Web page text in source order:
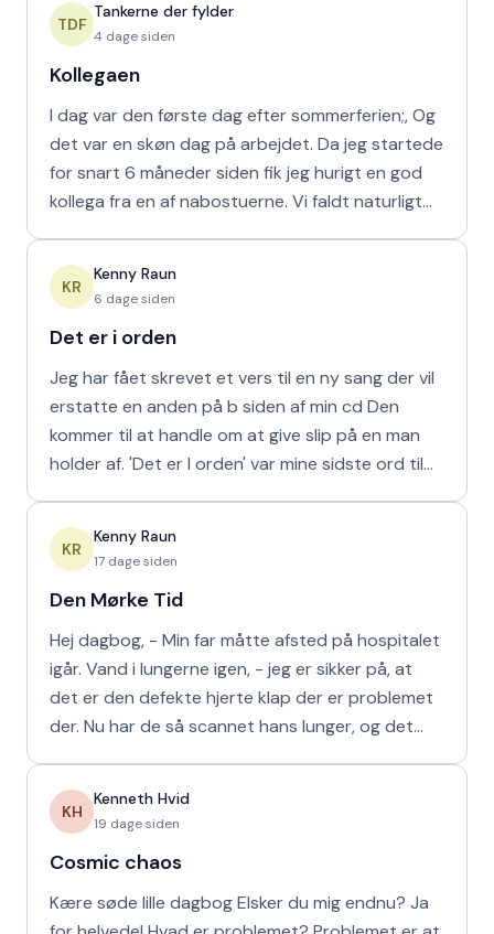
TDF
Tankerne der fylder
4 dage siden
Kollegaen
I dag var den første dag efter sommerferien;, Og
det var en skøn dag på arbejdet. Da jeg startede
for snart 6 måneder siden fik jeg hurigt en god
kollega fra en af nabostuerne. Vi faldt naturligt
KR
Kenny Raun
6 dage siden
Det er i orden
Jeg har fået skrevet et vers til en ny sang der vil
erstatte en anden på b siden af min cd Den
kommer til at handle om at give slip på en man
holder af. 'Det er I orden' var mine sidste ord til
KR
Kenny Raun
17 dage siden
Den Mørke Tid
Hej dagbog, - Min far måtte afsted på hospitalet
igår. Vand i lungerne igen, - jeg er sikker på, at
det er den defekte hjerte klap der er problemet
der. Nu har de så scannet hans lunger, og det
KH
Kenneth Hvid
19 dage siden
Cosmic chaos
Kære søde lille dagbog Elsker du mig endnu? Ja